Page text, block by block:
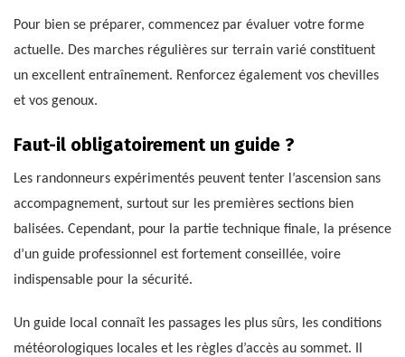
Pour bien se préparer, commencez par évaluer votre forme
actuelle. Des marches régulières sur terrain varié constituent
un excellent entraînement. Renforcez également vos chevilles
et vos genoux.
Faut-il obligatoirement un guide ?
Les randonneurs expérimentés peuvent tenter l’ascension sans
accompagnement, surtout sur les premières sections bien
balisées. Cependant, pour la partie technique finale, la présence
d’un guide professionnel est fortement conseillée, voire
indispensable pour la sécurité.
Un guide local connaît les passages les plus sûrs, les conditions
météorologiques locales et les règles d’accès au sommet. Il